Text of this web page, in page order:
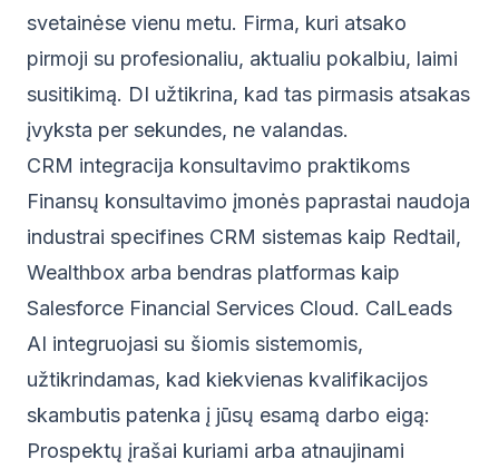
svetainėse vienu metu. Firma, kuri atsako
pirmoji su profesionaliu, aktualiu pokalbiu, laimi
susitikimą. DI užtikrina, kad tas pirmasis atsakas
įvyksta per sekundes, ne valandas.
CRM integracija konsultavimo praktikoms
Finansų konsultavimo įmonės paprastai naudoja
industrai specifines CRM sistemas kaip Redtail,
Wealthbox arba bendras platformas kaip
Salesforce Financial Services Cloud. CalLeads
AI integruojasi su šiomis sistemomis,
užtikrindamas, kad kiekvienas kvalifikacijos
skambutis patenka į jūsų esamą darbo eigą:
Prospektų įrašai kuriami arba atnaujinami